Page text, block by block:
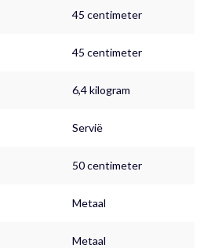
45 centimeter
45 centimeter
6,4 kilogram
Servië
50 centimeter
Metaal
Metaal